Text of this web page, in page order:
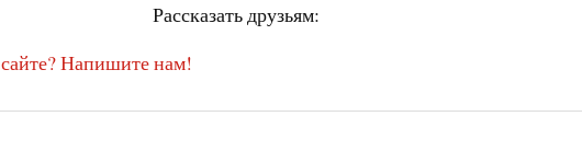
Рассказать друзьям:
Напишите нам!